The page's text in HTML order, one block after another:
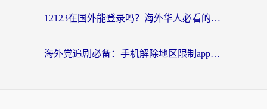
12123在国外能登录吗？海外华人必看的回国加速实用指南
海外党追剧必备：手机解除地区限制app怎么选？解决央视视频&国内剧地区限制全指南